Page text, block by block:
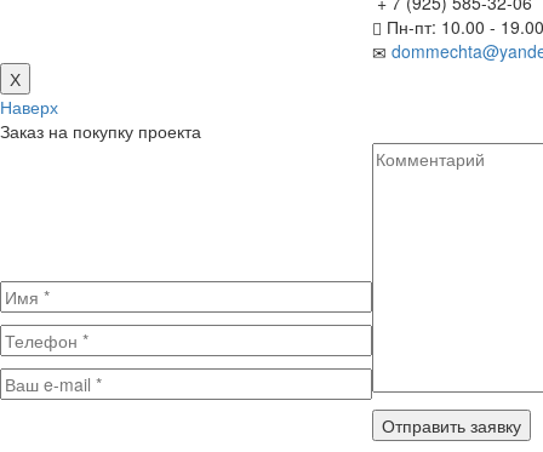
Пн-пт: 10.00 - 19.00
Х
Наверх
Заказ на покупку проекта